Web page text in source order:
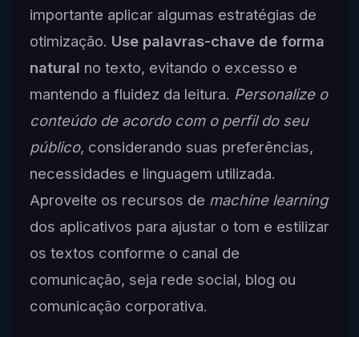
importante aplicar algumas estratégias de
otimização. Use palavras-chave de forma
natural no texto, evitando o excesso e
mantendo a fluidez da leitura. Personalize o
conteúdo de acordo com o perfil do seu
público, considerando suas preferências,
necessidades e linguagem utilizada.
Aproveite os recursos de machine learning
dos aplicativos para ajustar o tom e estilizar
os textos conforme o canal de
comunicação, seja rede social, blog ou
comunicação corporativa.